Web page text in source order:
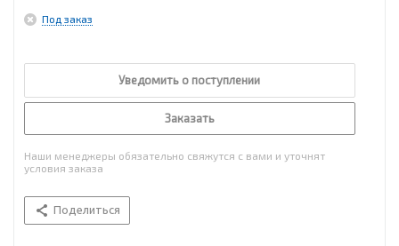
Под заказ
Уведомить о поступлении
Заказать
Наши менеджеры обязательно свяжутся с вами и уточнят
условия заказа
Поделиться